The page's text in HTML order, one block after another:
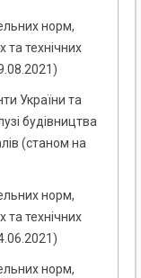
норм,
та технічних
України та
будівництва
(станом на
норм,
та технічних
норм,